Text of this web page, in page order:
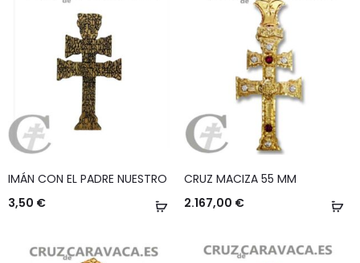
Añadir
carrito
IMÁN CON EL PADRE NUESTRO
3,50 €
CRUZ MACIZA 55 MM
2.167,00 €